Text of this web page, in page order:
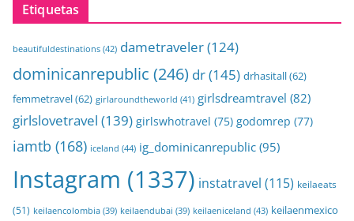
Etiquetas
beautifuldestinations (42) dametraveler(124)
dominicanrepublic (246) dr(145) drhasitall(62)
femmetravel(62) girlaroundtheworld (41) girlsdreamtravel (82)
girlslovetravel (139) girlswhotravel (75) godomrep (77)
iamtb (168) iceland (44) ig_dominicanrepublic (95)
Instagram (1337) instatravel (115) keilaeats
(51) keilaencolombia (39) keilaendubai (39) keilaeniceland (43) keilaenmexico